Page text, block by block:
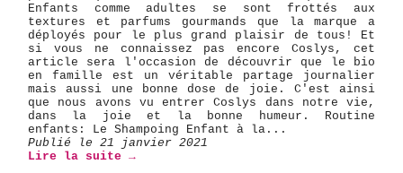
Enfants comme adultes se sont frottés aux
textures et parfums gourmands que la marque a
déployés pour le plus grand plaisir de tous! Et
si vous ne connaissez pas encore Coslys, cet
article sera l'occasion de découvrir que le bio
en famille est un véritable partage journalier
mais aussi une bonne dose de joie. C'est ainsi
que nous avons vu entrer Coslys dans notre vie,
dans la joie et la bonne humeur. Routine
enfants: Le Shampoing Enfant à la...
Publié le 21 janvier 2021
Lire la suite →